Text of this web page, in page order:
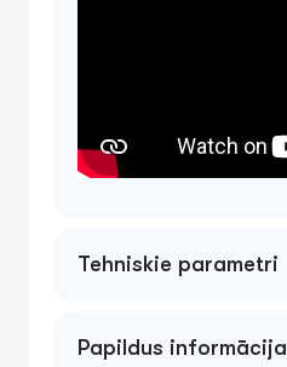
Tehniskie parametri
Papildus informācija